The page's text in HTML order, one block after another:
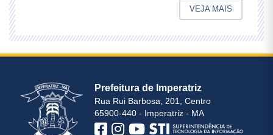
VEJA MAIS
Prefeitura de Imperatriz
Rua Rui Barbosa, 201, Centro
65900-440 - Imperatriz - MA